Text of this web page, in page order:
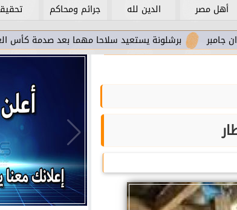
أهل مصر الدين لله جرائم ومحاكم
برشلونة يستعيد سلاحا مهما بعد صدمة كأس العالم